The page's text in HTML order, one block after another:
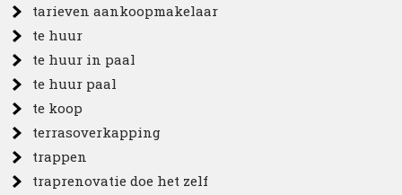
tarieven aankoopmakelaar
te huur
te huur in paal
te huur paal
te koop
terrasoverkapping
trappen
traprenovatie doe het zelf